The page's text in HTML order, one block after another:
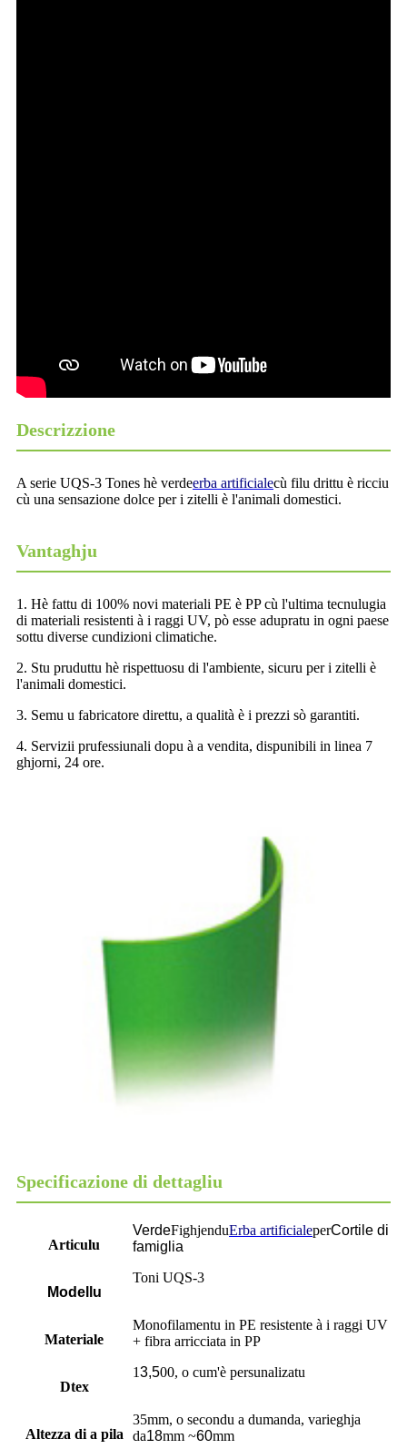
Descrizzione
A serie UQS-3 Tones hè verdeerba artificialecù filu drittu è ricciu
cù una sensazione dolce per i zitelli è l'animali domestici.
Vantaghju
1. Hè fattu di 100% novi materiali PE è PP cù l'ultima tecnulugia
di materiali resistenti à i raggi UV, pò esse adupratu in ogni paese
sottu diverse cundizioni climatiche.
2. Stu pruduttu hè rispettuosu di l'ambiente, sicuru per i zitelli è
l'animali domestici.
3. Semu u fabricatore direttu, a qualità è i prezzi sò garantiti.
4. Servizii prufessiunali dopu à a vendita, dispunibili in linea 7
ghjorni, 24 ore.
Specificazione di dettagliu
Articulu
VerdeFighjenduErba artificialeperCortile di
famiglia
Modellu
Toni UQS-3
Materiale
Monofilamentu in PE resistente à i raggi UV
+ fibra arricciata in PP
Dtex
13,500, o cum'è persunalizatu
Altezza di a pila
35mm, o secondu a dumanda, varieghja
da18mm ~60mm